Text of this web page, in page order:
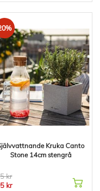
Kruka Canto
Stone 14cm stengrå
kr
kr